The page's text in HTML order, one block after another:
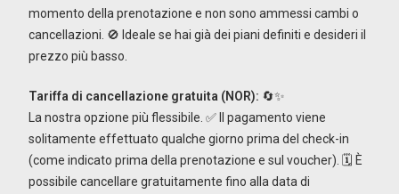
momento della prenotazione e non sono ammessi cambi o
cancellazioni. 🚫 Ideale se hai già dei piani definiti e desideri il
prezzo più basso.
Tariffa di cancellazione gratuita (NOR): 🔄✨
La nostra opzione più flessibile. ✅ Il pagamento viene
solitamente effettuato qualche giorno prima del check-in
(come indicato prima della prenotazione e sul voucher). 🗓️ È
possibile cancellare gratuitamente fino alla data di